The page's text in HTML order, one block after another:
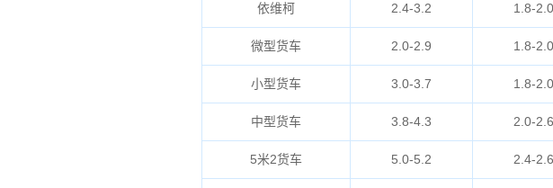
依维柯 2.4-3.2 1.8-2.0
微型货车 2.0-2.9 1.8-2.0
小型货车 3.0-3.7 1.8-2.0
中型货车 3.8-4.3 2.0-2.6
5米2货车 5.0-5.2 2.4-2.6